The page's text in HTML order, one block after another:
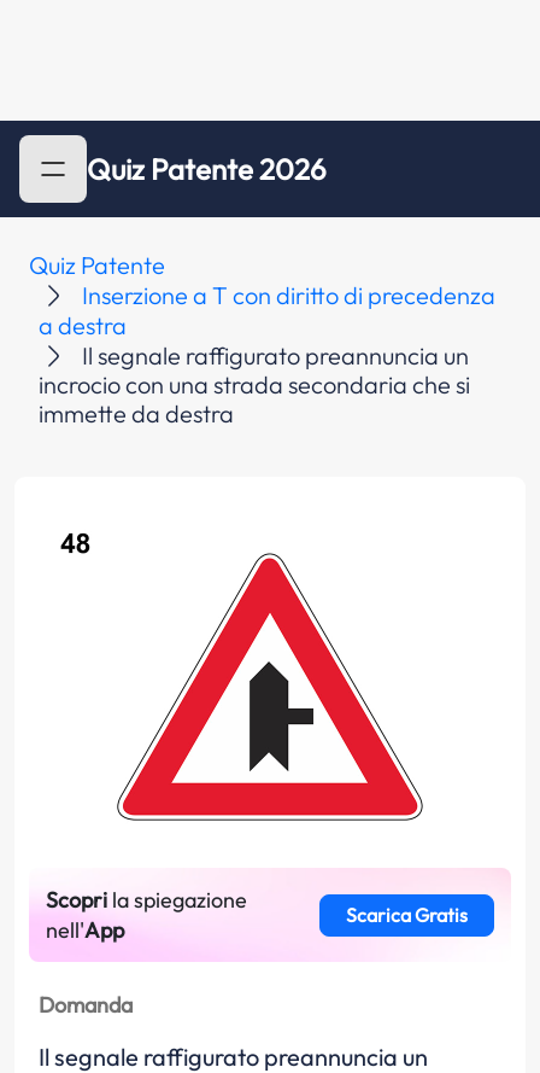
Quiz Patente 2026
Quiz Patente
Inserzione a T con diritto di precedenza
a destra
Il segnale raffigurato preannuncia un
incrocio con una strada secondaria che si
immette da destra
Scopri la spiegazione
nell'App
Scarica Gratis
Domanda
Il segnale raffigurato preannuncia un